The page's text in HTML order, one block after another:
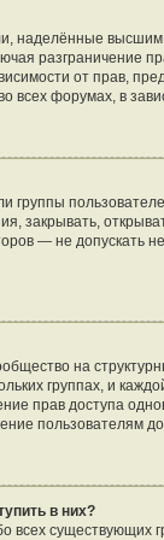
наделённые
разграничение
от прав,
всех форумах, в
группы
закрывать,
— не допускать
на
группах, и
прав доступа
пользователям
в них?
существующих